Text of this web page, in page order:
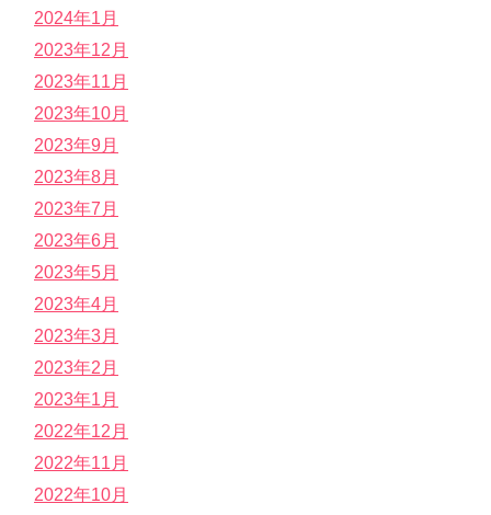
2024年1月
2023年12月
2023年11月
2023年10月
2023年9月
2023年8月
2023年7月
2023年6月
2023年5月
2023年4月
2023年3月
2023年2月
2023年1月
2022年12月
2022年11月
2022年10月